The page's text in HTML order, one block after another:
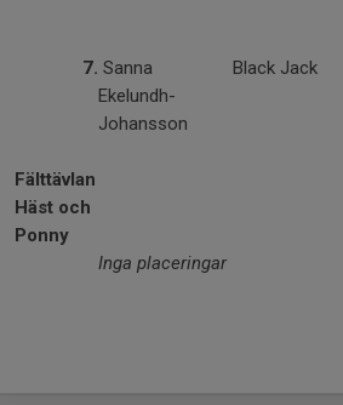
7. Sanna
Ekelundh-
Johansson
Black Jack
Fälttävlan
Häst och
Ponny
Inga placeringar